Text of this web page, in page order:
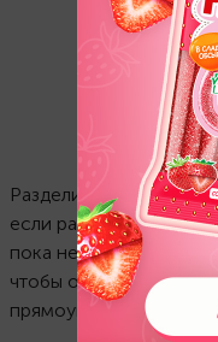
Разделите тесто на 8
если раскатываете
пока не
чтобы они не
прямоугольные